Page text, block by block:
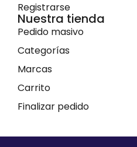
Registrarse
Nuestra tienda
Pedido masivo
Categorías
Marcas
Carrito
Finalizar pedido